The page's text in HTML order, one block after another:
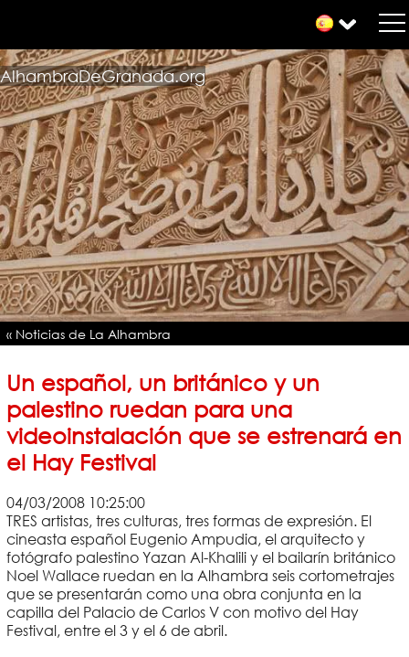
AlhambraDeGranada.org
« Noticias de La Alhambra
Un español, un británico y un
palestino ruedan para una
videoinstalación que se estrenará en
el Hay Festival
04/03/2008 10:25:00
TRES artistas, tres culturas, tres formas de expresión. El
cineasta español Eugenio Ampudia, el arquitecto y
fotógrafo palestino Yazan Al-Khalili y el bailarín británico
Noel Wallace ruedan en la Alhambra seis cortometrajes
que se presentarán como una obra conjunta en la
capilla del Palacio de Carlos V con motivo del Hay
Festival, entre el 3 y el 6 de abril.